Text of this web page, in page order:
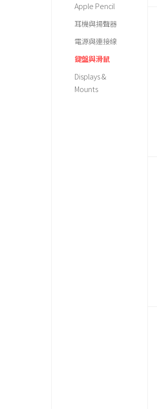
Apple Pencil
耳機與揚聲器
電源與連接線
鍵盤與滑鼠
Displays &
Mounts